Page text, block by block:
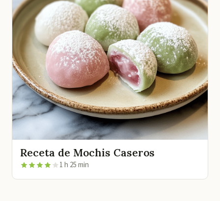
Receta de Mochis Caseros
1 h 25 min